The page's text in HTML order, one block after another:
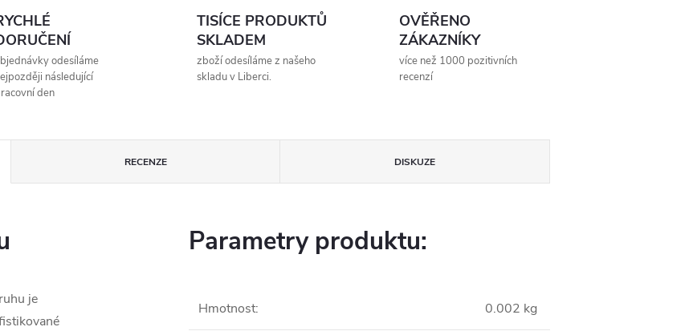
odesíláme
následující
den
TISÍCE PRODUKTŮ
SKLADEM
zboží odesíláme z našeho
skladu v Liberci.
OVĚŘENO
ZÁKAZNÍKY
více než 1000 pozitivních
recenzí
RECENZE DISKUZE
je
Parametry produktu:
Hmotnost: 0.002 kg